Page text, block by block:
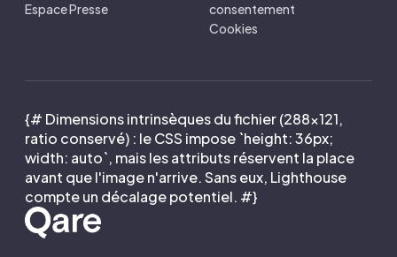
Espace Presse
consentement
Cookies
{# Dimensions intrinsèques du fichier (288×121,
ratio conservé) : le CSS impose `height: 36px;
width: auto`, mais les attributs réservent la place
avant que l'image n'arrive. Sans eux, Lighthouse
compte un décalage potentiel. #}